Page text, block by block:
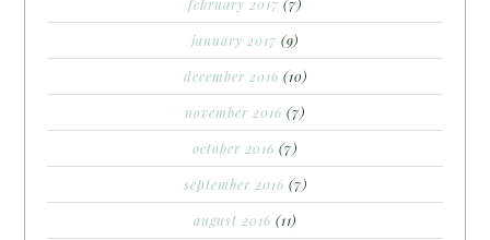
february 2017 (7)
january 2017 (9)
december 2016 (10)
november 2016 (7)
october 2016 (7)
september 2016 (7)
august 2016 (11)